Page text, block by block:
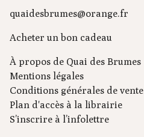
quaidesbrumes@orange.fr
Acheter un bon cadeau
À propos de Quai des Brumes
Mentions légales
Conditions générales de vente
Plan d'accès à la librairie
S’inscrire à l’infolettre